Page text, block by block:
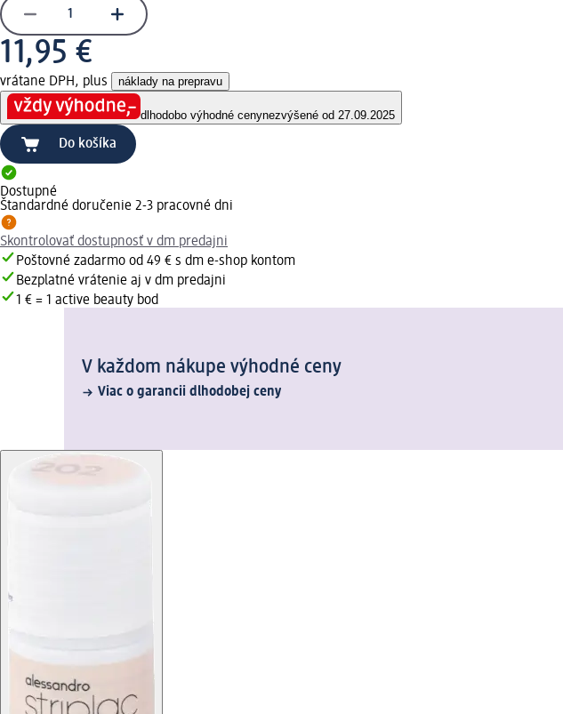
11,95 €
vrátane DPH, plus náklady na prepravu
dlhodobo výhodné cenynezvýšené od 27.09.2025
Do košíka
Dostupné
Štandardné doručenie 2-3 pracovné dni
Skontrolovať dostupnosť v dm predajni
Poštovné zadarmo od 49 € s dm e-shop kontom
Bezplatné vrátenie aj v dm predajni
1 € = 1 active beauty bod
V každom nákupe výhodné ceny
Viac o garancii dlhodobej ceny